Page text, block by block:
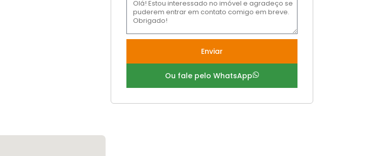
Enviar
Ou fale pelo WhatsApp